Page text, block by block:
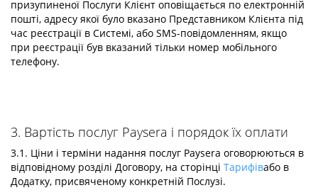
призупиненої Послуги Клієнт оповіщається по електронній
пошті, адресу якої було вказано Представником Клієнта під
час реєстрації в Системі, або SMS-повідомленням, якщо
при реєстрації був вказаний тільки номер мобільного
телефону.
3. Вартість послуг Paysera і порядок їх оплати
3.1. Ціни і терміни надання послуг Paysera оговорюються в
відповідному розділі Договору, на сторінці Тарифівабо в
Додатку, присвяченому конкретній Послузі.